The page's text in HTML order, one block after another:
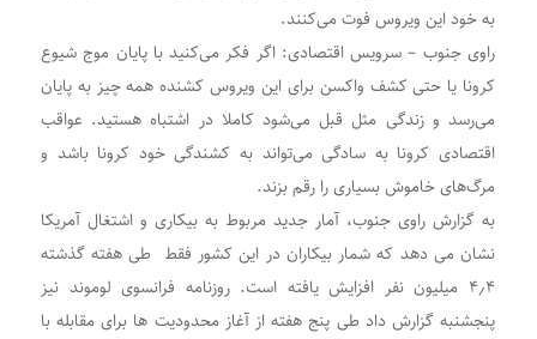
به خود این ویروس فوت می‌کنند.
راوی جنوب – سرویس اقتصادی: اگر فکر می‌کنید با پایان موج شیوع
کرونا یا حتی کشف واکسن برای این ویروس کشنده همه چیز به پایان
می‌رسد و زندگی مثل قبل می‌شود کاملا در اشتباه هستید. عواقب
اقتصادی کرونا به سادگی می‌تواند به کشندگی خود کرونا باشد و
مرگ‌های خاموش بسیاری را رقم بزند.
به گزارش راوی جنوب، آمار جدید مربوط به بیکاری و اشتغال آمریکا
نشان می دهد که شمار بیکاران در این کشور فقط طی هفته گذشته
۴٫۴ میلیون نفر افزایش یافته است. روزنامه فرانسوی لوموند نیز
پنجشنبه گزارش داد طی پنج هفته از آغاز محدودیت ها برای مقابله با